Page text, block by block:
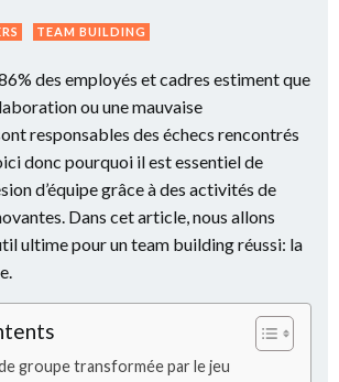
TEAM BUILDING
des employés et cadres estiment que
ou une mauvaise
responsables des échecs rencontrés
donc pourquoi il est essentiel de
d’équipe grâce à des activités de
Dans cet article, nous allons
ultime pour un team building réussi: la
groupe transformée par le jeu